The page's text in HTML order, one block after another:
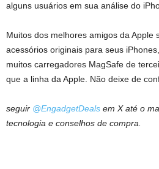
alguns usuários em sua análise do
Muitos dos melhores amigos da Apple
acessórios originais para seus
muitos carregadores MagSafe de
que a linha da Apple. Não deixe de
seguir @EngadgetDeals em X até o
tecnologia e conselhos de compra